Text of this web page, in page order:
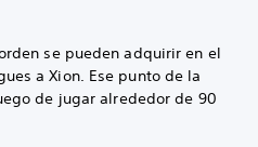
se pueden adquirir en el
a Xion. Ese punto de la
de jugar alrededor de 90